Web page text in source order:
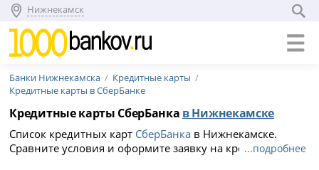
Нижнекамск
Банки Нижнекамска
Кредитные карты
Кредитные карты в СберБанке
Кредитные карты СберБанка в Нижнекамске
Список кредитных карт СберБанка в Нижнекамске.
Сравните условия и оформите заявку на кредитку с
...подробнее